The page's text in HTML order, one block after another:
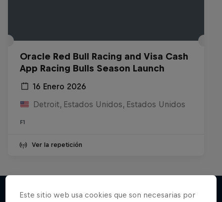
Oracle Red Bull Racing and Visa Cash
App Racing Bulls Season Launch
16 Enero 2026
Detroit, Estados Unidos, Estados Unidos
F1
Ver la repetición
Este sitio web usa cookies que son necesarias por